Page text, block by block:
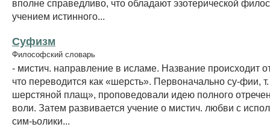
вполне справедливо, что обладают эзотерической
учением истинного...
Суфизм
Философский словарь
- мистич. направление в исламе. Название происходит
что переводится как «шерсть». Первоначально су-фии,
шерстяной плащ», проповедовали идею полного
воли. Затем развивается учение о мистич. любви с
сим-ьолики...